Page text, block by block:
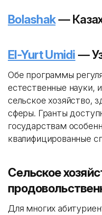
Bolashak—
El-Yurt Umidi —
Обе программы
естественные науки,
сельское хозяйство,
сферы. Гранты
государствам
квалифицированные
Сельское
Для многих